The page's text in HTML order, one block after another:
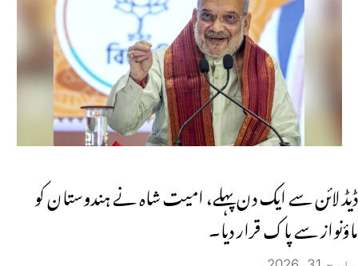
ڈیڈ لائن سے ایک دن پہلے، امیت شاہ نے ہندوستان کو
ماؤنواز سے پاک قرار دیا۔